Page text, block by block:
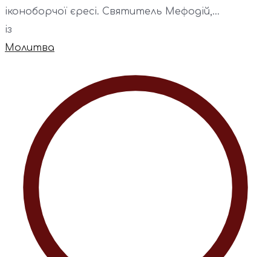
іконоборчої єресі. Святитель Мефодій,...
із
Молитва